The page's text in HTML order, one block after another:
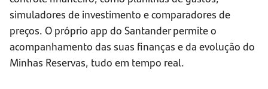
simuladores de investimento e comparadores de
preços. O próprio app do Santander permite o
acompanhamento das suas finanças e da evolução do
Minhas Reservas, tudo em tempo real.